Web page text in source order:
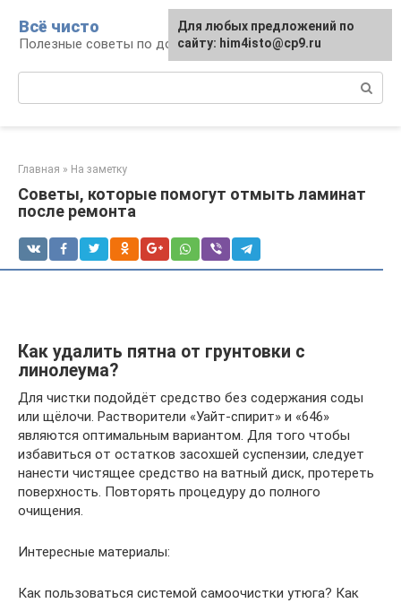
контенту
Всё чисто
Полезные советы по домоводству
Главная » На заметку
Советы, которые помогут отмыть ламинат
после ремонта
Как удалить пятна от грунтовки с
линолеума?
Для чистки подойдёт средство без содержания соды
или щёлочи. Растворители «Уайт-спирит» и «646»
являются оптимальным вариантом. Для того чтобы
избавиться от остатков засохшей суспензии, следует
нанести чистящее средство на ватный диск, протереть
поверхность. Повторять процедуру до полного
очищения.
Интересные материалы:
Как пользоваться системой самоочистки утюга? Как
Для любых предложений по
сайту: him4isto@cp9.ru